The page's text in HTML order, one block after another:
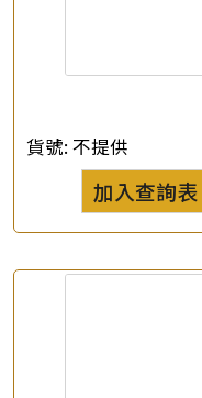
貨號: 不提供
加入查詢表